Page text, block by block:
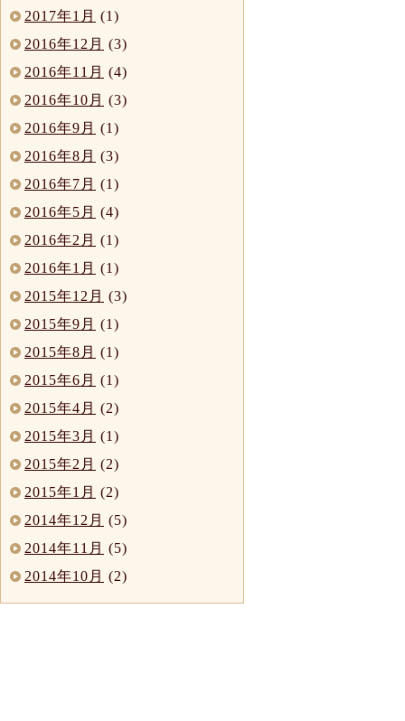
2017年1月 (1)
2016年12月 (3)
2016年11月 (4)
2016年10月 (3)
2016年9月 (1)
2016年8月 (3)
2016年7月 (1)
2016年5月 (4)
2016年2月 (1)
2016年1月 (1)
2015年12月 (3)
2015年9月 (1)
2015年8月 (1)
2015年6月 (1)
2015年4月 (2)
2015年3月 (1)
2015年2月 (2)
2015年1月 (2)
2014年12月 (5)
2014年11月 (5)
2014年10月 (2)